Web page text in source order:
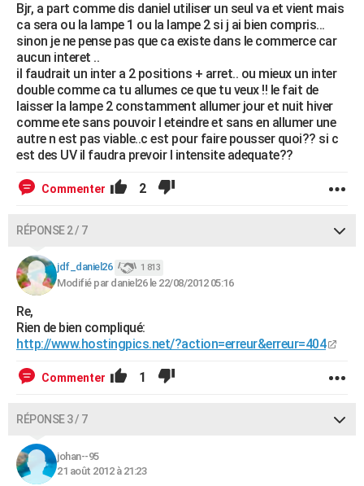
Bjr, a part comme dis daniel utiliser un seul va et vient mais
ca sera ou la lampe 1 ou la lampe 2 si j ai bien compris...
sinon je ne pense pas que ca existe dans le commerce car
aucun interet ..
il faudrait un inter a 2 positions + arret.. ou mieux un inter
double comme ca tu allumes ce que tu veux !! le fait de
laisser la lampe 2 constamment allumer jour et nuit hiver
comme ete sans pouvoir l eteindre et sans en allumer une
autre n est pas viable..c est pour faire pousser quoi?? si c
est des UV il faudra prevoir l intensite adequate??
Commenter 2
RÉPONSE 2 / 7
jdf_daniel26 1 813
Modifié par daniel26 le 22/08/2012 05:16
Re,
Rien de bien compliqué:
http://www.hostingpics.net/?action=erreur&erreur=404
Commenter 1
RÉPONSE 3 / 7
johan--95
21 août 2012 à 21:23